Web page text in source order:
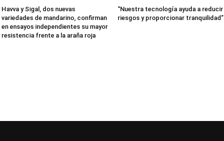
Havva y Sigal, dos nuevas
variedades de mandarino, confirman
en ensayos independientes su mayor
resistencia frente a la araña roja
“Nuestra tecnología ayuda a reducir
riesgos y proporcionar tranquilidad”